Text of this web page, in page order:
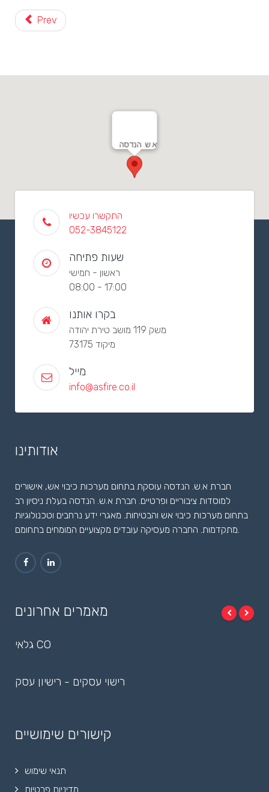
Prev
א.ש. הנדסה
התקשרו עכשיו
052-3845122
שעות פתיחה
ראשון - חמישי
08:00 - 17:00
בקרו אותנו
משק 119 מושב טירת יהודה
מיקוד 73175
מייל
info@asfire.co.il
אודותינו
חברת א.ש. הנדסה עוסקת בתחום מערכות כיבוי אש, אישורים
למוסדות ציבוריים ופרטיים. חברת א.ש. הנדסה בעלת ניסיון רב
בתחום מערכות כיבוי אש והבטיחות. מאגרי ידע נרחבים וטכנולוגיות
מאמרים אחרונים
גלאי CO
רישוי עסקים - רישיון עסק
קישורים שימושיים
תנאי שימוש
מדיניות פרטיות